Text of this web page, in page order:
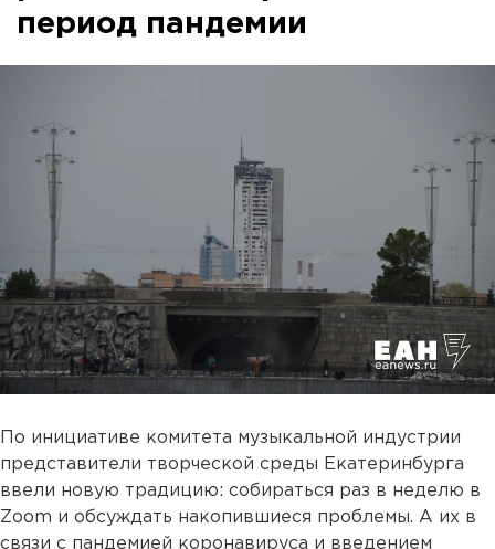
период пандемии
По инициативе комитета музыкальной индустрии
представители творческой среды Екатеринбурга
ввели новую традицию: собираться раз в неделю в
Zoom и обсуждать накопившиеся проблемы. А их в
связи с пандемией коронавируса и введением